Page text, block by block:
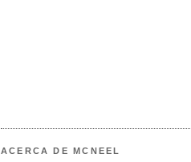
ACERCA DE MCNEEL